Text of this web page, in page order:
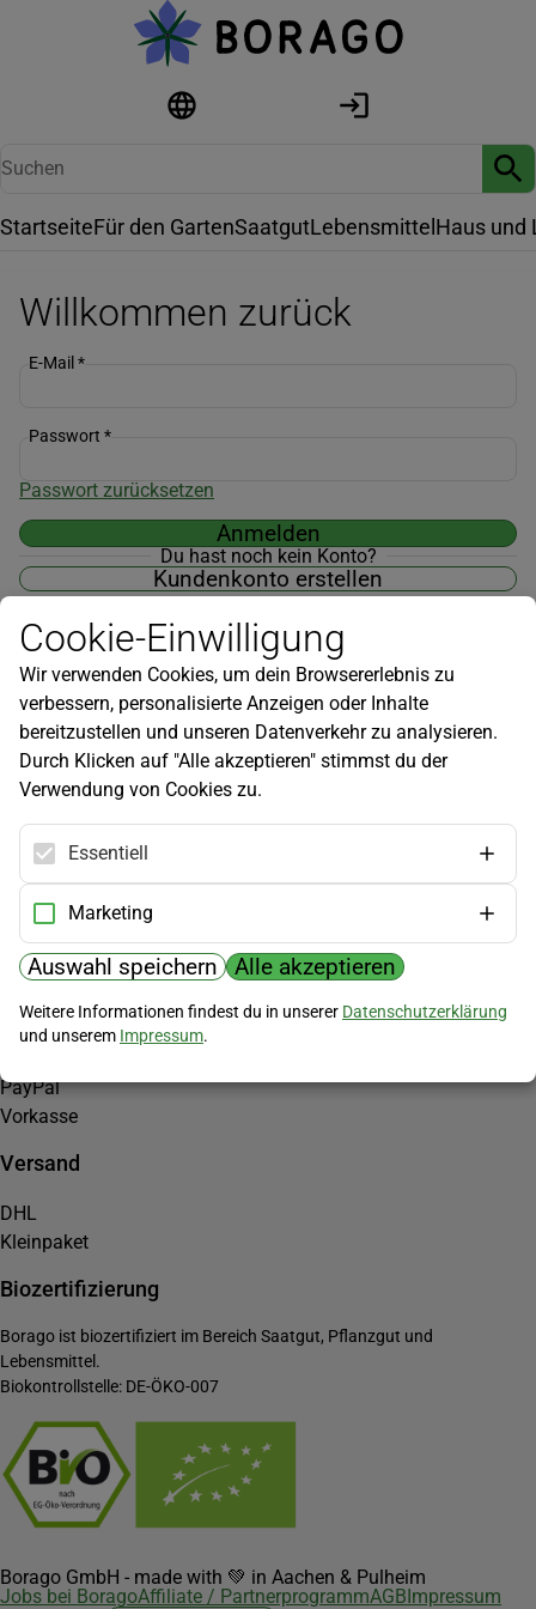
StartseiteFür den GartenSaatgutLebensmittel Haus und
Willkommen zurück
E-Mail *
Passwort *
Passwort zurücksetzen
Anmelden
Du hast noch kein Konto?
Kundenkonto erstellen
Newsletter
Infos zu neuen Produkten, Gartentipps und mehr findest du in
unserem Newsletter!
Jetzt anmelden
Hilfe
Kundenservice
Widerrufsbelehrung
Zahlungsmöglichkeiten
PayPal
Vorkasse
Versand
DHL
Kleinpaket
Biozertifizierung
Borago ist biozertifiziert im Bereich Saatgut, Pflanzgut und
Lebensmittel.
Biokontrollstelle: DE-ÖKO-007
Borago GmbH - made with 💚 in Aachen & Pulheim
Jobs bei BoragoAffiliate / PartnerprogrammAGB Impressum
Cookie-Einwilligung
Wir verwenden Cookies, um dein Browsererlebnis zu
verbessern, personalisierte Anzeigen oder Inhalte
bereitzustellen und unseren Datenverkehr zu analysieren.
Durch Klicken auf "Alle akzeptieren" stimmst du der
Verwendung von Cookies zu.
Essentiell
Marketing
Auswahl speichern Alle akzeptieren
Weitere Informationen findest du in unserer Datenschutzerklärung
und unserem Impressum.